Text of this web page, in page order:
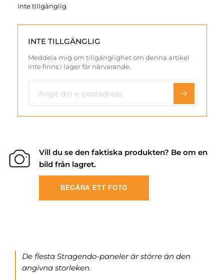
Inte tillgänglig
INTE TILLGÄNGLIG
Meddela mig om tillgänglighet om denna artikel
inte finns i lager för närvarande.
Vill du se den faktiska produkten? Be om en
bild från lagret.
BEGÄRA ETT FOTO
De flesta Stragendo-paneler är större än den
angivna storleken.